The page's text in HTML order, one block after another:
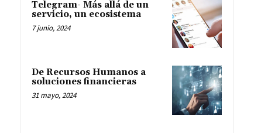
Telegram- Más allá de un
servicio, un ecosistema
7 junio, 2024
De Recursos Humanos a
soluciones financieras
31 mayo, 2024